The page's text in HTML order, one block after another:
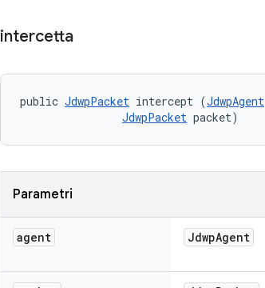
intercetta
public JdwpPacket intercept (JdwpAgent
JdwpPacket packet)
Parametri
agent JdwpAgent